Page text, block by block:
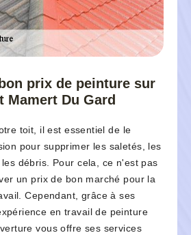
prix de peinture sur
Mamert Du Gard
toit, il est essentiel de le
pour supprimer les saletés, les
débris. Pour cela, ce n'est pas
un prix de bon marché pour la
Cependant, grâce à ses
en travail de peinture
vous offre ses services